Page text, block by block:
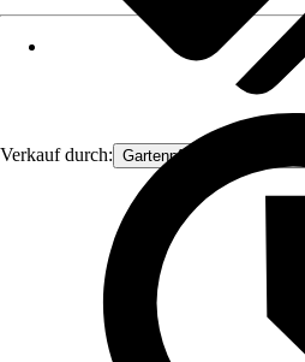
Verkauf durch: Gartenpflanzen Ammerland